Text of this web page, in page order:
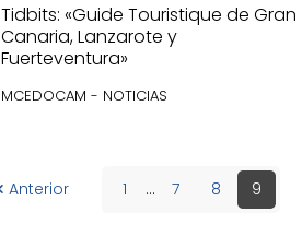
Tidbits: «Guide Touristique de Gran
Canaria, Lanzarote y
Fuerteventura»
MCEDOCAM - NOTICIAS
Anterior 1 ... 7 8 9